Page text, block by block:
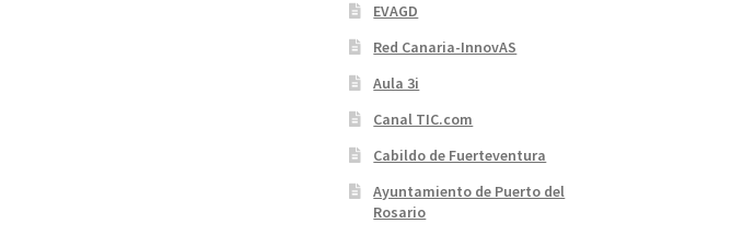
EVAGD
Red Canaria-InnovAS
Aula 3i
Canal TIC.com
Cabildo de Fuerteventura
Ayuntamiento de Puerto del
Rosario